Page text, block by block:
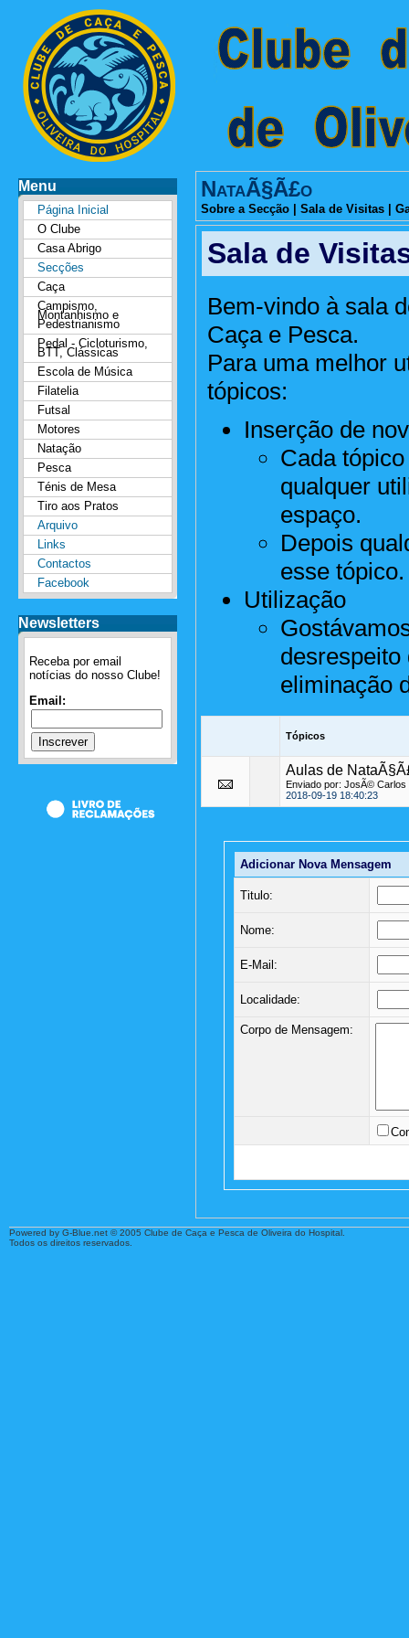
Menu
Página Inicial
O Clube
Casa Abrigo
Secções
Caça
Campismo,
Montanhismo e
Pedestrianismo
Pedal - Cicloturismo,
BTT, Clássicas
Escola de Música
Filatelia
Futsal
Motores
Natação
Pesca
Ténis de Mesa
Tiro aos Pratos
Arquivo
Links
Contactos
Facebook
Newsletters
Receba por email
notícias do nosso Clube!
Email:
NataÃ§Ã£o
Sobre a Secção Sala de Visitas
Sala de
Bem-vindo à sala
Caça e Pesca.
Para uma melhor
tópicos:
Inserção de
Cada
qualquer
espaço.
Depois
esse tópico.
Utilização
desrespeito
eliminação
Tópicos
Aulas de
Enviado por: JosÃ© Carlos
2018-09-19 18:40:23
Adicionar Nova Mensagem
Titulo:
Nome:
E-Mail:
Localidade:
Corpo de Mensagem:
Powered by G-Blue.net © 2005 Clube de Caça e Pesca de Oliveira do Hospital.
Todos os direitos reservados.